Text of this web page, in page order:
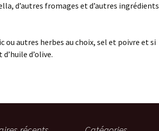
d’autres fromages et d’autres ingrédients
ou autres herbes au choix, sel et poivre et si
d’olive.